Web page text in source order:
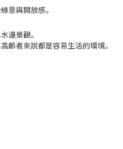
意與開放感。
邊景觀。
齡者來說都是容易生活的環境。